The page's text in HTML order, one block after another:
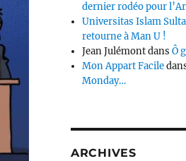
dernier rodéo pour
Universitas Islam
retourne à Man U !
Jean JulémontdansÔ
Mon Appart Facile
Monday…
ARCHIVES